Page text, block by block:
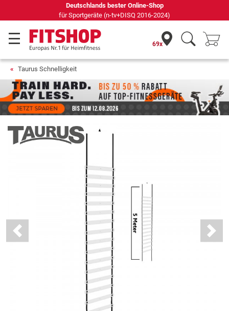
Seit 42 Jahren Ihr Experte für Heimfitness
69x
Taurus Schnelligkeit
Previous Next